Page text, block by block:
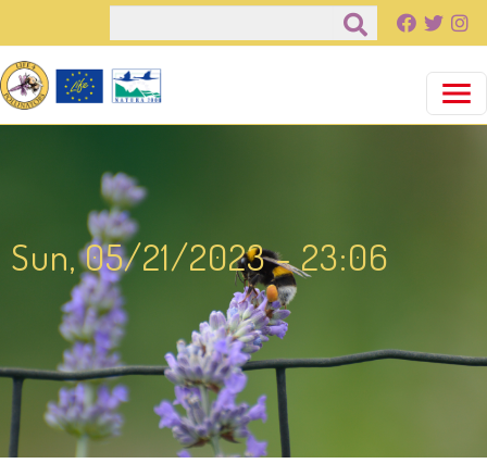
Παράκαμψη προς το κυρίως περιεχόμενο
Sun, 05/21/2023 - 23:06